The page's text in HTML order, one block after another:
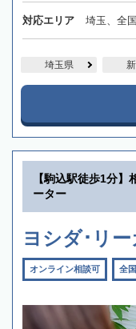
対応エリア 埼玉、全
埼玉県
【駒込駅徒歩1分
ーター
ヨシダ･リ
オンライン相談可 全